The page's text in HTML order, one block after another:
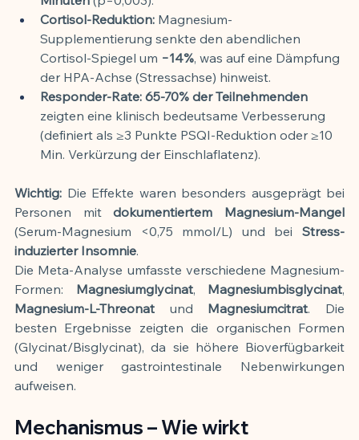
Cortisol-Reduktion: Magnesium-
Supplementierung senkte den abendlichen
Cortisol-Spiegel um −14%, was auf eine Dämpfung
der HPA-Achse (Stressachse) hinweist.
Responder-Rate: 65-70% der Teilnehmenden
zeigten eine klinisch bedeutsame Verbesserung
(definiert als ≥3 Punkte PSQI-Reduktion oder ≥10
Min. Verkürzung der Einschlaflatenz).
Wichtig: Die Effekte waren besonders ausgeprägt bei
Personen mit dokumentiertem Magnesium-Mangel
(Serum-Magnesium <0,75 mmol/L) und bei Stress-
induzierter Insomnie.
Die Meta-Analyse umfasste verschiedene Magnesium-
Formen: Magnesiumglycinat, Magnesiumbisglycinat
Magnesium-L-Threonat und Magnesiumcitrat. Die
besten Ergebnisse zeigten die organischen Formen
(Glycinat/Bisglycinat), da sie höhere Bioverfügbarkeit
und weniger gastrointestinale Nebenwirkungen
aufweisen.
Mechanismus – Wie wirkt